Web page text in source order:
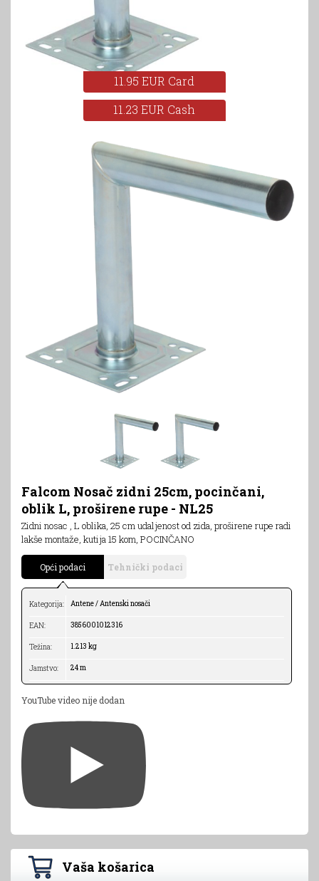
11.95 EUR Card
11.23 EUR Cash
Falcom Nosač zidni 25cm, pocinčani,
oblik L, proširene rupe - NL25
Zidni nosac , L oblika, 25 cm udaljenost od zida, proširene rupe radi
lakše montaže, kutija 15 kom, POCINČANO
Opći podaci Tehnički podaci
Kategorija: Antene / Antenski nosači
EAN: 3856001012316
Težina: 1.213 kg
Jamstvo: 24 m
YouTube video nije dodan
Vaša košarica